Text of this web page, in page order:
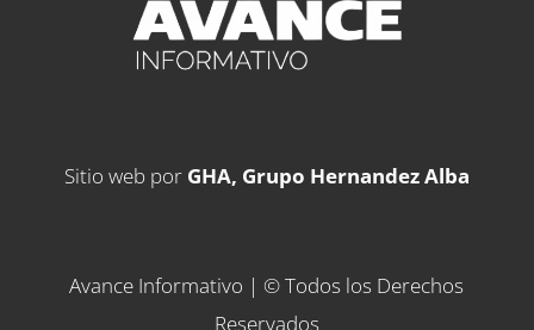
Sitio web por GHA, Grupo Hernandez Alba
Avance Informativo | © Todos los Derechos
Reservados